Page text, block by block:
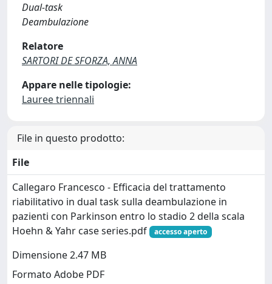
Dual-task
Deambulazione
Relatore
SARTORI DE SFORZA, ANNA
Appare nelle tipologie:
Lauree triennali
File in questo prodotto:
File
Callegaro Francesco - Efficacia del trattamento
riabilitativo in dual task sulla deambulazione in
pazienti con Parkinson entro lo stadio 2 della scala
Hoehn & Yahr case series.pdf
accesso aperto
Dimensione 2.47 MB
Formato Adobe PDF